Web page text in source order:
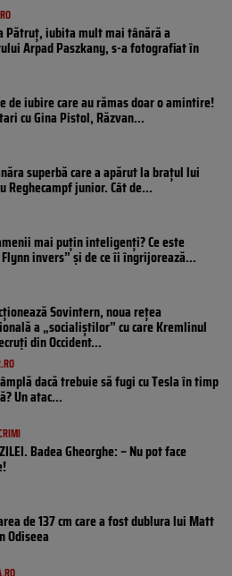
Pătruț, iubita mult mai tânără a
Arpad Paszkany, s-a fotografiat în
de iubire care au rămas doar o amintire!
cu Gina Pistol, Răzvan...
superbă care a apărut la brațul lui
Reghecampf junior. Cât de...
mai puțin inteligenți? Ce este
invers” și de ce îi îngrijorează...
Sovintern, noua rețea
a „socialiștilor” cu care Kremlinul
din Occident...
dacă trebuie să fugi cu Tesla în timp
Un atac...
Badea Gheorghe: – Nu pot face
de 137 cm care a fost dublura lui Matt
Odiseea